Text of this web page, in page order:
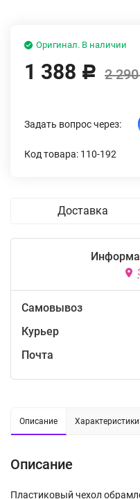
Оригинал. В наличии
1 388 Р 2
Задать вопрос через:
Код товара: 110-192
Доставка
Самовывоз
Курьер
Почта
Описание Характеристики
Описание
Пластиковый чехол